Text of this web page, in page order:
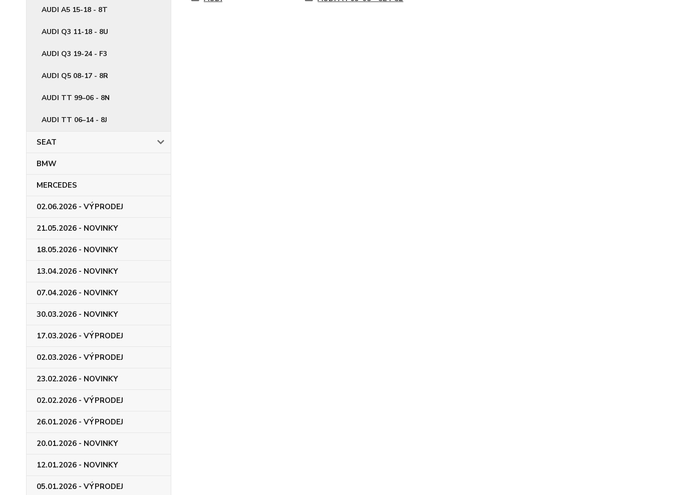
AUDI A5 15-18 - 8T
AUDI Q3 11-18 - 8U
AUDI Q3 19-24 - F3
AUDI Q5 08-17 - 8R
AUDI TT 99–06 - 8N
AUDI TT 06–14 - 8J
SEAT
BMW
MERCEDES
02.06.2026 - VÝPRODEJ
21.05.2026 - NOVINKY
18.05.2026 - NOVINKY
13.04.2026 - NOVINKY
07.04.2026 - NOVINKY
30.03.2026 - NOVINKY
17.03.2026 - VÝPRODEJ
02.03.2026 - VÝPRODEJ
23.02.2026 - NOVINKY
02.02.2026 - VÝPRODEJ
26.01.2026 - VÝPRODEJ
20.01.2026 - NOVINKY
12.01.2026 - NOVINKY
05.01.2026 - VÝPRODEJ